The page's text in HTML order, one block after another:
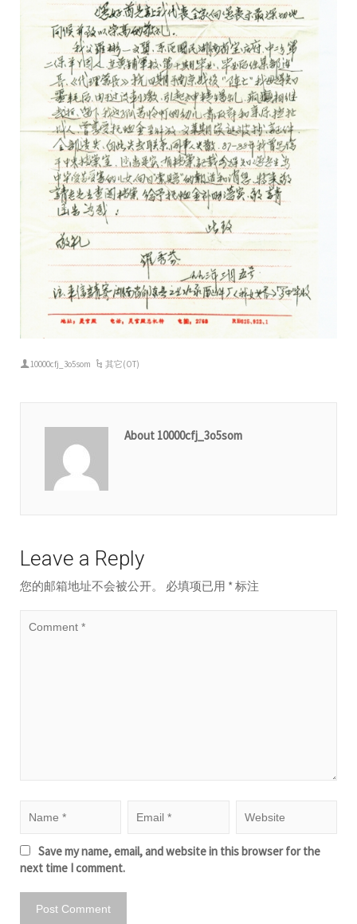
10000cfj_3o5som 其它(OT)
About 10000cfj_3o5som
Leave a Reply
您的邮箱地址不会被公开。 必填项已用 *标注
Save my name, email, and website in this browser for the
next time I comment.